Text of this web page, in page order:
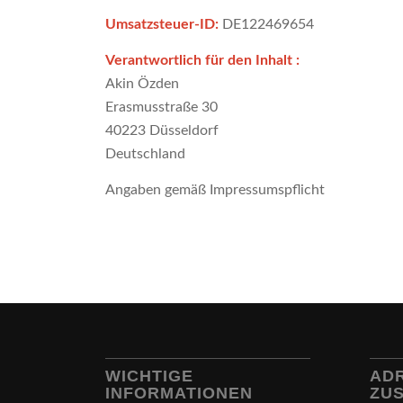
Umsatzsteuer-ID: DE122469654
Verantwortlich für den Inhalt :
Akin Özden
Erasmusstraße 30
40223 Düsseldorf
Deutschland
Angaben gemäß Impressumspflicht
WICHTIGE
INFORMATIONEN